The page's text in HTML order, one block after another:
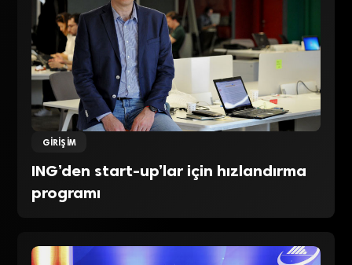
GIRIŞIM
ING’den start-up’lar için hızlandırma
programı